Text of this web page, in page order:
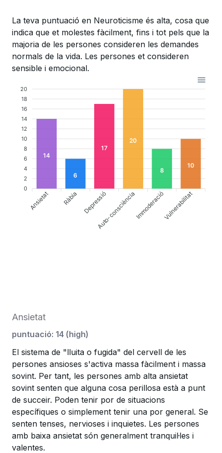
La teva puntuació en Neuroticisme és alta, cosa que
indica que et molestes fàcilment, fins i tot pels que la
majoria de les persones consideren les demandes
normals de la vida. Les persones et consideren
sensible i emocional.
20
18
16
14
12
10
8
6
4
2
0
14
6
17
20
8
10
Ansietat Ràbia DepressióAuto-consciènciaImmoderacióVulnerabilitat
Ansietat
puntuació: 14 (high)
El sistema de "lluita o fugida" del cervell de les
persones ansioses s'activa massa fàcilment i massa
sovint. Per tant, les persones amb alta ansietat
sovint senten que alguna cosa perillosa està a punt
de succeir. Poden tenir por de situacions
específiques o simplement tenir una por general. Se
senten tenses, nervioses i inquietes. Les persones
amb baixa ansietat són generalment tranquil·les i
valentes.